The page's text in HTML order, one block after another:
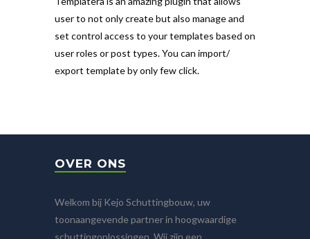
user to not only create but also manage and
set control access to your templates based on
user roles or post types. You can import/
export template by only few click.
OVER ONS
Welkom bij Kejo Schuttingbouw, uw
toonaangevende partner in hoogwaardige